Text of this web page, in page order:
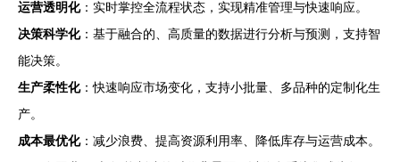
运营透明化：实时掌控全流程状态，实现精准管理与快速响应。
决策科学化：基于融合的、高质量的数据进行分析与预测，支持智
能决策。
生产柔性化：快速响应市场变化，支持小批量、多品种的定制化生
产。
成本最优化：减少浪费、提高资源利用率、降低库存与运营成本。